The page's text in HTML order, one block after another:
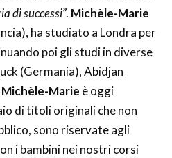
di successi”. Michèle-Marie
ha studiato a Londra per
poi gli studi in diverse
(Germania), Abidjan
Michèle-Marie è oggi
di titoli originali che non
sono riservate agli
i bambini nei nostri corsi